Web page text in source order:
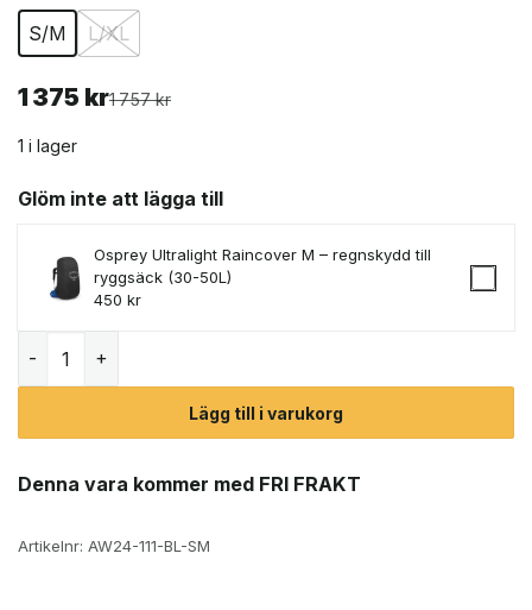
S/M
L/XL
1 757kr
Det
priset
757 kr.
1 375 kr
Det
priset
375 kr.
1 i lager
Glöm inte att lägga till
Osprey Ultralight Raincover M – regnskydd till
ryggsäck (30-50L)
450 kr
Lägg till i varukorg
Denna vara kommer med FRI FRAKT
Artikelnr: AW24-111-BL-SM